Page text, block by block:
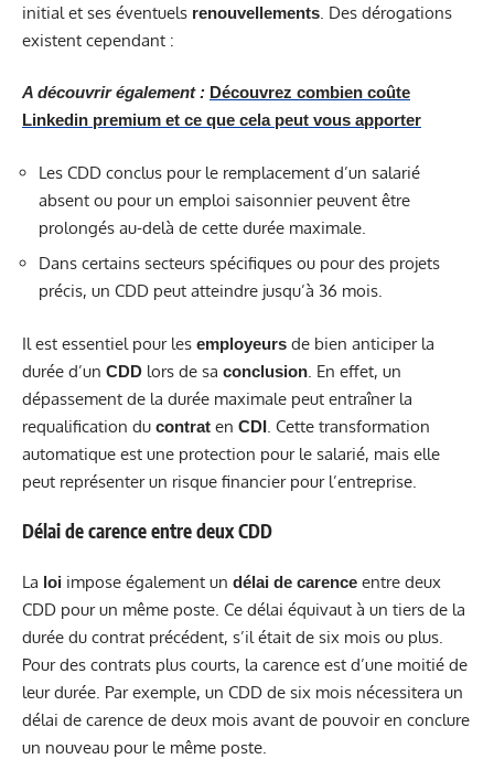
initial et ses éventuels renouvellements . Des dérogations
existent cependant :
A découvrir également : Découvrez combien coûte
Linkedin premium et ce que cela peut vous apporter
Les CDD conclus pour le remplacement d’un salarié
absent ou pour un emploi saisonnier peuvent être
prolongés au-delà de cette durée maximale.
Dans certains secteurs spécifiques ou pour des projets
précis, un CDD peut atteindre jusqu’à 36 mois.
Il est essentiel pour les employeurs de bien anticiper la
durée d’un CDD lors de sa conclusion . En effet, un
dépassement de la durée maximale peut entraîner la
requalification du contrat en CDI . Cette transformation
automatique est une protection pour le salarié, mais elle
peut représenter un risque financier pour l’entreprise.
Délai de carence entre deux CDD
La loi impose également un délai de carence entre deux
CDD pour un même poste. Ce délai équivaut à un tiers de la
durée du contrat précédent, s’il était de six mois ou plus.
Pour des contrats plus courts, la carence est d’une moitié de
leur durée. Par exemple, un CDD de six mois nécessitera un
délai de carence de deux mois avant de pouvoir en conclure
un nouveau pour le même poste.